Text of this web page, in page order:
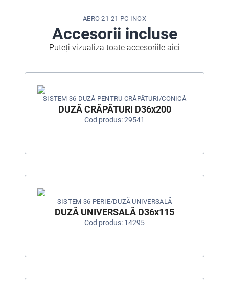
AERO 21-21 PC INOX
Accesorii incluse
Puteți vizualiza toate accesoriile aici
SISTEM 36 DUZĂ PENTRU CRĂPĂTURI/CONICĂ
DUZĂ CRĂPĂTURI D36x200
Cod produs: 29541
SISTEM 36 PERIE/DUZĂ UNIVERSALĂ
DUZĂ UNIVERSALĂ D36x115
Cod produs: 14295